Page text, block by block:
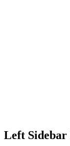
Left Sidebar